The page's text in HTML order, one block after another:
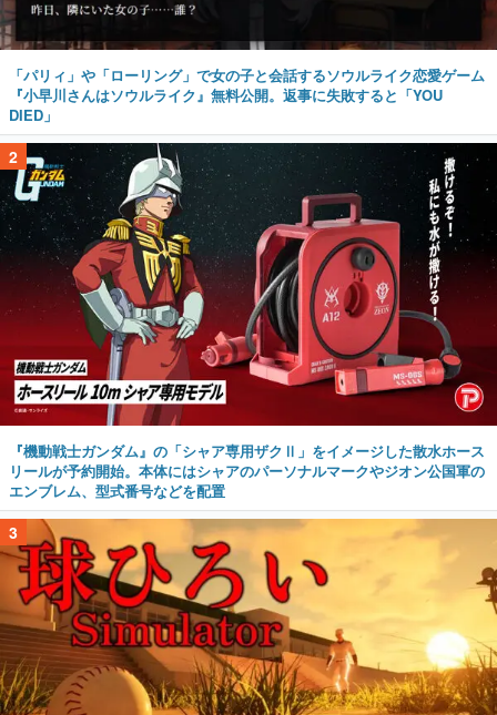
「パリィ」や「ローリング」で女の子と会話するソウルライク恋愛ゲーム
『小早川さんはソウルライク』無料公開。返事に失敗すると「YOU
DIED」
2
『機動戦士ガンダム』の「シャア専用ザクⅡ」をイメージした散水ホース
リールが予約開始。本体にはシャアのパーソナルマークやジオン公国軍の
エンブレム、型式番号などを配置
3